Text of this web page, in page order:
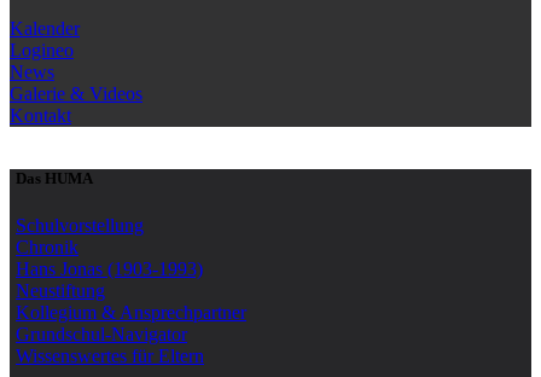
Kalender
Logineo
News
Galerie & Videos
Kontakt
Das HUMA
Schulvorstellung
Chronik
Hans Jonas (1903-1993)
Neustiftung
Kollegium & Ansprechpartner
Grundschul-Navigator
Wissenswertes für Eltern